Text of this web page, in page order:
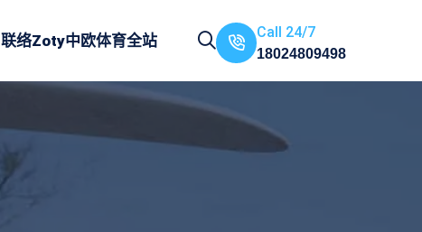
联络Zoty中欧体育全站 Call 24/7
18024809498